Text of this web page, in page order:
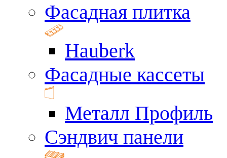
Фасадная плитка
Hauberk
Фасадные кассеты
Металл Профиль
Сэндвич панели